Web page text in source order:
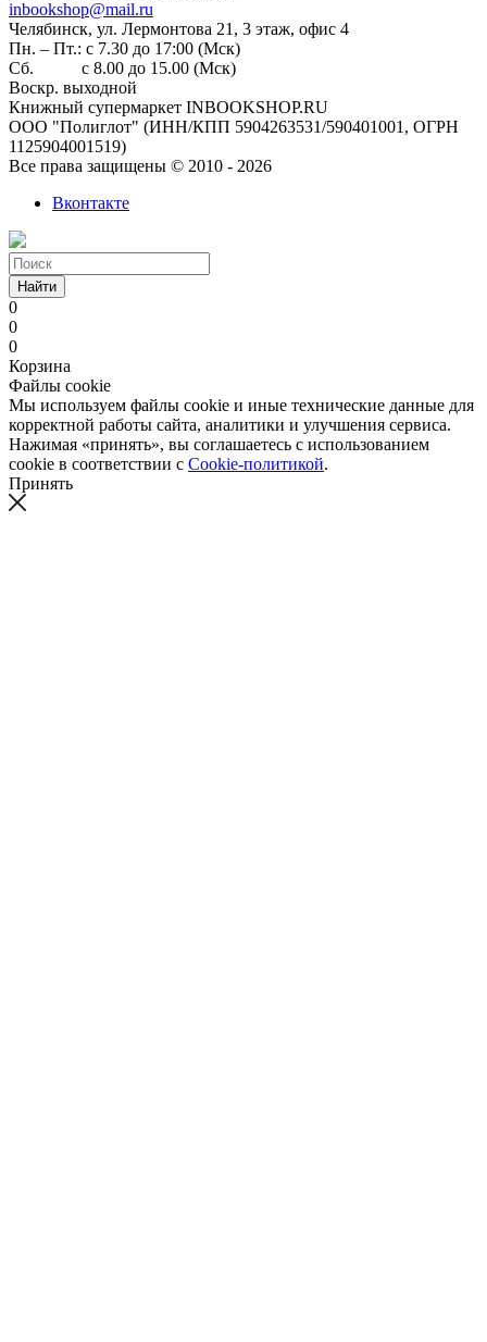
inbookshop@mail.ru
Челябинск, ул. Лермонтова 21, 3 этаж, офис 4
Пн. – Пт.: с 7.30 до 17:00 (Мск)
Сб. с 8.00 до 15.00 (Мск)
Воскр. выходной
Книжный супермаркет INBOOKSHOP.RU
ООО "Полиглот" (ИНН/КПП 5904263531/590401001, ОГРН
1125904001519)
Все права защищены © 2010 - 2026
Вконтакте
Найти
0
0
0
Корзина
Файлы cookie
Мы используем файлы cookie и иные технические данные для
корректной работы сайта, аналитики и улучшения сервиса.
Нажимая «принять», вы соглашаетесь с использованием
cookie в соответствии с Cookie-политикой.
Принять